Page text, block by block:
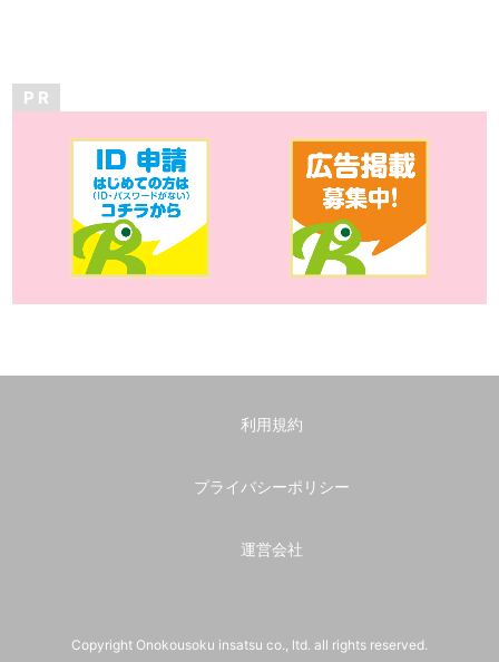
P R
利用規約
プライバシーポリシー
運営会社
Copyright Onokousoku insatsu co., ltd. all rights reserved.